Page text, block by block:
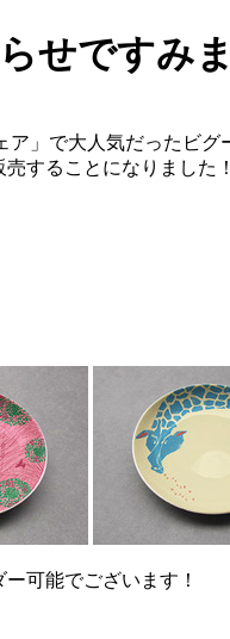
せですみ
ア」で大人気だったビグ
することになりました！
可能でございます！